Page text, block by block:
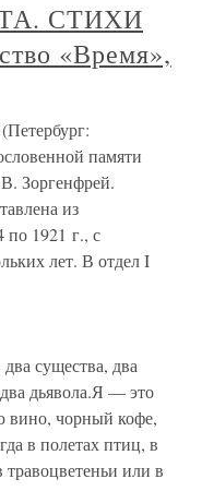
СТИХИ
«Время»,
памяти
Зоргенфрей.
из
по 1921 г., с
лет. В отдел I
существа, два
дьявола.Я — это
вино, чорный кофе,
в полетах птиц, в
травоцветеньи или в